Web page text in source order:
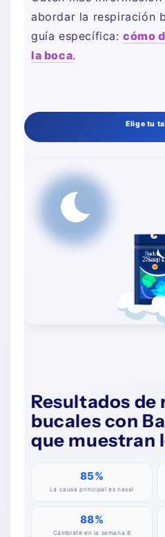
abordar la respiración
guía específica:cómo
la boca.
Elige tu
Resultados de
bucales con
que muestran
85%
La causa principal es nasal
88%
Cámbiate en la semana 8